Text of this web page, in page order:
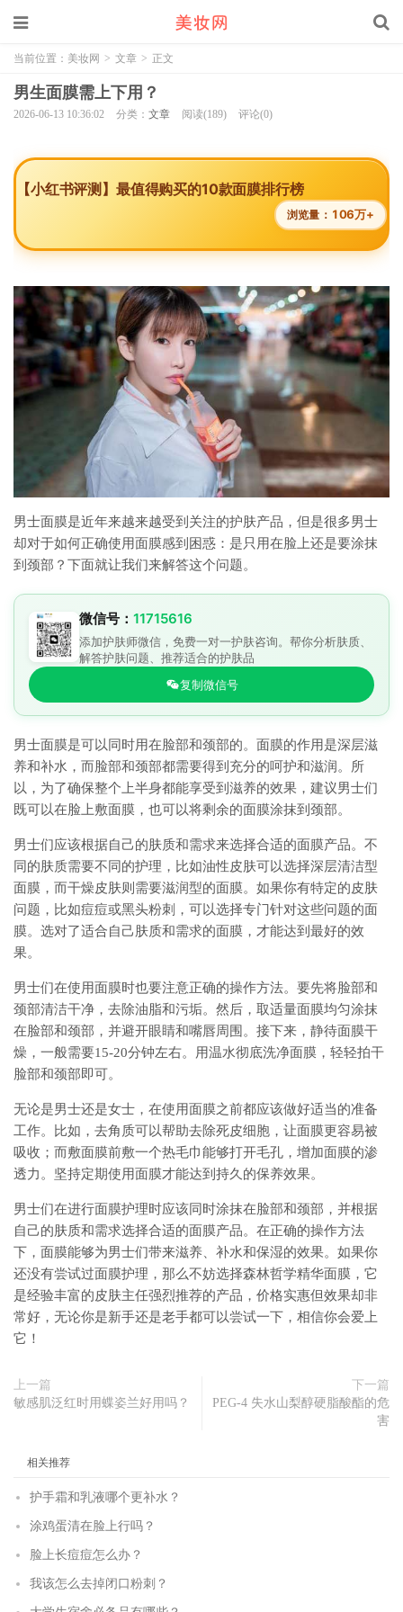
当前位置： 美妆网 > 文章 > 正文
男生面膜需上下用？
2026-06-13 10:36:02 分类： 文章 阅读(189) 评论(0)
【小红书评测】最值得购买的10款面膜排行榜
浏览量： 106万+
男士面膜是近年来越来越受到关注的护肤产品，但是很多男士
却对于如何正确使用面膜感到困惑：是只用在脸上还是要涂抹
到颈部？下面就让我们来解答这个问题。
微信号： 11715616
添加护肤师微信，免费一对一护肤咨询。帮你分析肤质、
解答护肤问题、推荐适合的护肤品
复制微信号
男士面膜是可以同时用在脸部和颈部的。面膜的作用是深层滋
养和补水，而脸部和颈部都需要得到充分的呵护和滋润。所
以，为了确保整个上半身都能享受到滋养的效果，建议男士们
既可以在脸上敷面膜，也可以将剩余的面膜涂抹到颈部。
男士们应该根据自己的肤质和需求来选择合适的面膜产品。不
同的肤质需要不同的护理，比如油性皮肤可以选择深层清洁型
面膜，而干燥皮肤则需要滋润型的面膜。如果你有特定的皮肤
问题，比如痘痘或黑头粉刺，可以选择专门针对这些问题的面
膜。选对了适合自己肤质和需求的面膜，才能达到最好的效
果。
男士们在使用面膜时也要注意正确的操作方法。要先将脸部和
颈部清洁干净，去除油脂和污垢。然后，取适量面膜均匀涂抹
在脸部和颈部，并避开眼睛和嘴唇周围。接下来，静待面膜干
燥，一般需要15-20分钟左右。用温水彻底洗净面膜，轻轻拍干
脸部和颈部即可。
无论是男士还是女士，在使用面膜之前都应该做好适当的准备
工作。比如，去角质可以帮助去除死皮细胞，让面膜更容易被
吸收；而敷面膜前敷一个热毛巾能够打开毛孔，增加面膜的渗
透力。坚持定期使用面膜才能达到持久的保养效果。
男士们在进行面膜护理时应该同时涂抹在脸部和颈部，并根据
自己的肤质和需求选择合适的面膜产品。在正确的操作方法
下，面膜能够为男士们带来滋养、补水和保湿的效果。如果你
还没有尝试过面膜护理，那么不妨选择森林哲学精华面膜，它
是经验丰富的皮肤主任强烈推荐的产品，价格实惠但效果却非
常好，无论你是新手还是老手都可以尝试一下，相信你会爱上
它！
上一篇
敏感肌泛红时用蝶姿兰好用吗？
下一篇
PEG-4 失水山梨醇硬脂酸酯的危
害
相关推荐
护手霜和乳液哪个更补水？
涂鸡蛋清在脸上行吗？
脸上长痘痘怎么办？
我该怎么去掉闭口粉刺？